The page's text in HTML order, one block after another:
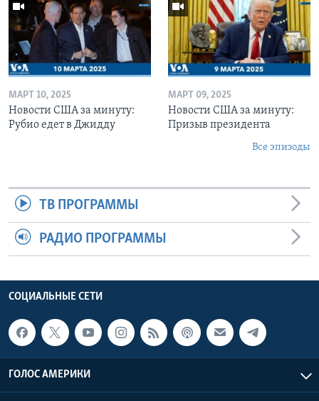
МАРТ 10, 2025
Новости США за минуту:
Рубио едет в Джидду
МАРТ 09, 2025
Новости США за минуту:
Призыв президента
Все эпизоды
ТВ ПРОГРАММЫ
РАДИО ПРОГРАММЫ
СОЦИАЛЬНЫЕ СЕТИ
ГОЛОС АМЕРИКИ